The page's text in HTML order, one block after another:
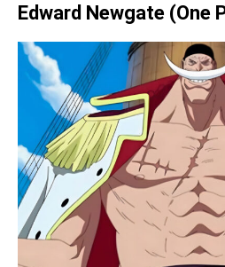
Edward Newgate (One